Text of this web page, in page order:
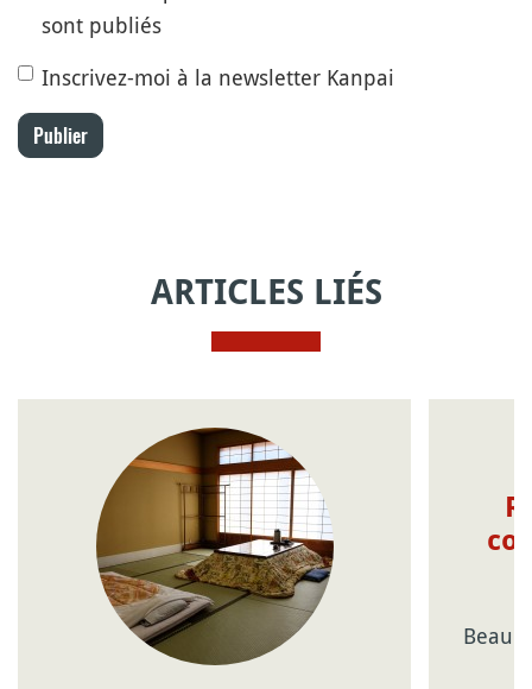
sont publiés
Inscrivez-moi à la newsletter Kanpai
Publier
ARTICLES LIÉS